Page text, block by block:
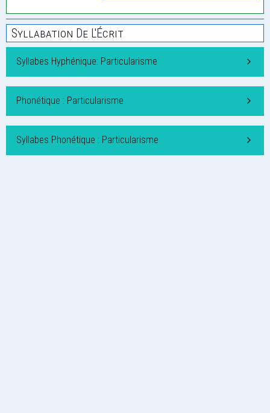
Syllabation De L'Écrit
Syllabes Hyphénique: Particularisme
Phonétique : Particularisme
Syllabes Phonétique : Particularisme